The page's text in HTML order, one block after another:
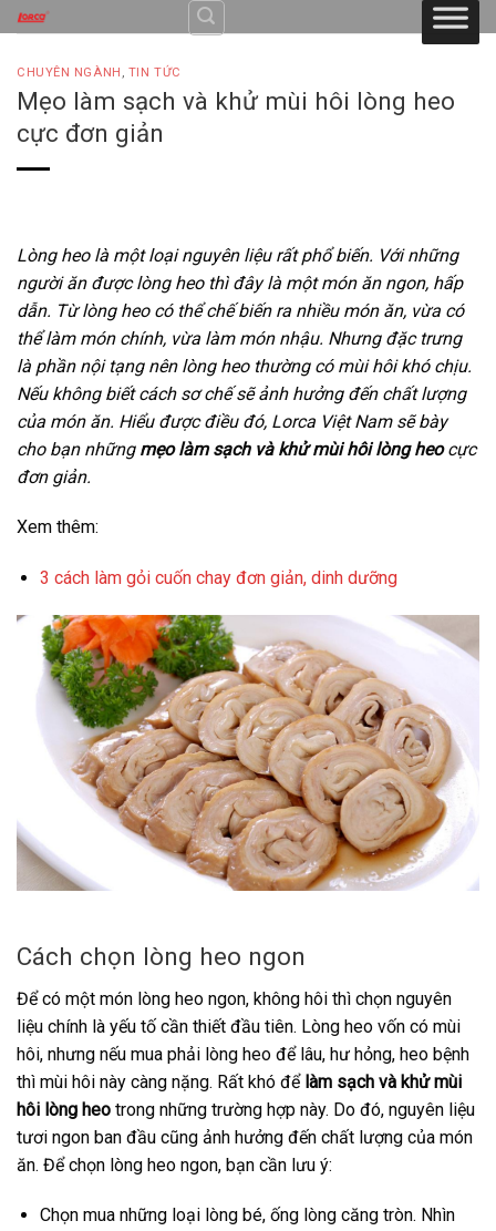
Skip
to
content
CHUYÊN NGÀNH , TIN TỨC
Mẹo làm sạch và khử mùi hôi lòng heo
cực đơn giản
Lòng heo là một loại nguyên liệu rất phổ biến. Với những
người ăn được lòng heo thì đây là một món ăn ngon, hấp
dẫn. Từ lòng heo có thể chế biến ra nhiều món ăn, vừa có
thể làm món chính, vừa làm món nhậu. Nhưng đặc trưng
là phần nội tạng nên lòng heo thường có mùi hôi khó chịu.
Nếu không biết cách sơ chế sẽ ảnh hưởng đến chất lượng
của món ăn. Hiểu được điều đó, Lorca Việt Nam sẽ bày
cho bạn những mẹo làm sạch và khử mùi hôi lòng heocực
đơn giản.
Xem thêm:
3 cách làm gỏi cuốn chay đơn giản, dinh dưỡng
Cách chọn lòng heo ngon
Để có một món lòng heo ngon, không hôi thì chọn nguyên
liệu chính là yếu tố cần thiết đầu tiên. Lòng heo vốn có mùi
hôi, nhưng nếu mua phải lòng heo để lâu, hư hỏng, heo bệnh
thì mùi hôi này càng nặng. Rất khó để làm sạch và khử mùi
hôi lòng heo trong những trường hợp này. Do đó, nguyên liệu
tươi ngon ban đầu cũng ảnh hưởng đến chất lượng của món
ăn. Để chọn lòng heo ngon, bạn cần lưu ý:
Chọn mua những loại lòng bé, ống lòng căng tròn. Nhìn